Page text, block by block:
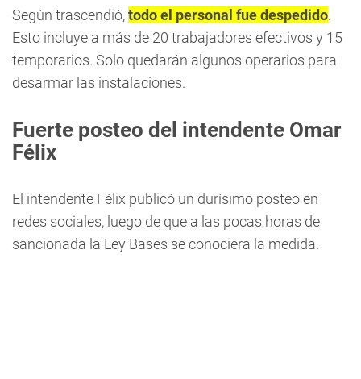
Según trascendió,todo el personal fue despedido.
Esto incluye a más de 20 trabajadores efectivos y 15
temporarios. Solo quedarán algunos operarios para
desarmar las instalaciones.
Fuerte posteo del intendente Omar
Félix
El intendente Félix publicó un durísimo posteo en
redes sociales, luego de que a las pocas horas de
sancionada la Ley Bases se conociera la medida.